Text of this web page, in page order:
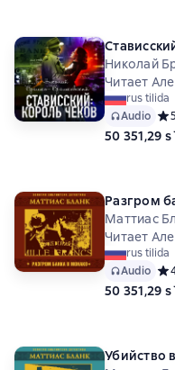
Николай
Читает
rus tilida
Audio
5
50 351,29
Разгром
Маттиас
Читает
rus tilida
Audio
50 351,29
Убийство